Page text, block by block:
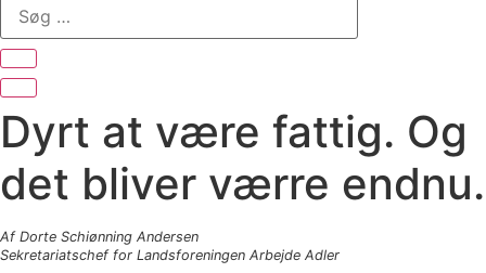
Dyrt at være fattig. Og
det bliver værre endnu.
Af Dorte Schiønning Andersen
Sekretariatschef for Landsforeningen Arbejde Adler